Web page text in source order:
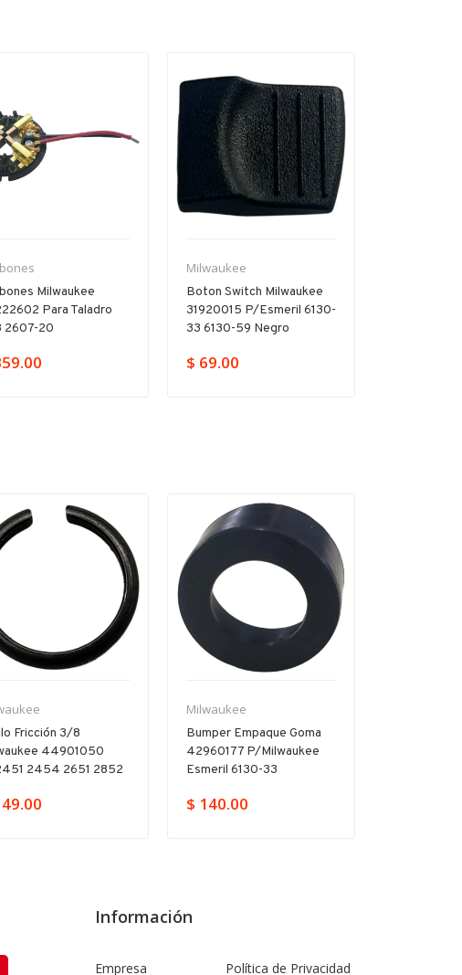
Milwaukee
Para Taladro
2607-20
Milwaukee
Boton Switch Milwaukee
31920015 P/esmeril 6130-
33 6130-59 Negro
$ 69.00
Fricción 3/8
44901050
2454 2651 2852
Milwaukee
Bumper Empaque Goma
42960177 P/milwaukee
Esmeril 6130-33
$ 140.00
Información
Empresa Política de Privacidad